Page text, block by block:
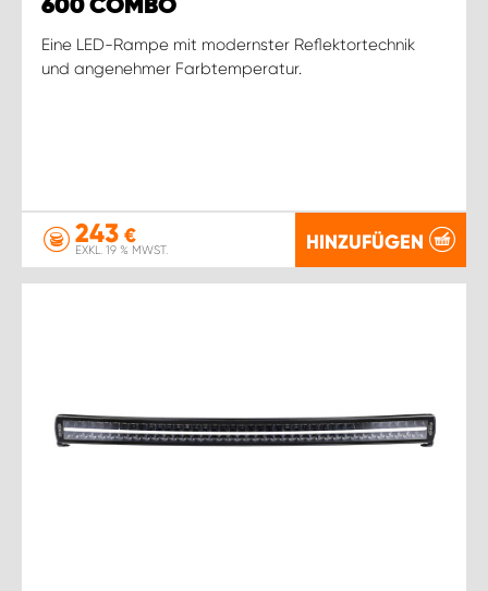
600 COMBO
Eine LED-Rampe mit modernster Reflektortechnik
und angenehmer Farbtemperatur.
243 €
EXKL. 19 % MWST. HINZUFÜGEN